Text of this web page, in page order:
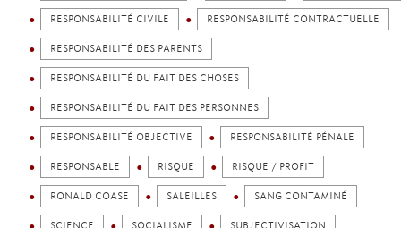
RESPONSABILITÉ CIVILE RESPONSABILITÉ CONTRACTUELLE
RESPONSABILITÉ DES PARENTS
RESPONSABILITÉ DU FAIT DES CHOSES
RESPONSABILITÉ DU FAIT DES PERSONNES
RESPONSABILITÉ OBJECTIVE RESPONSABILITÉ PÉNALE
RESPONSABLE RISQUE RISQUE / PROFIT
RONALD COASE SALEILLES SANG CONTAMINÉ